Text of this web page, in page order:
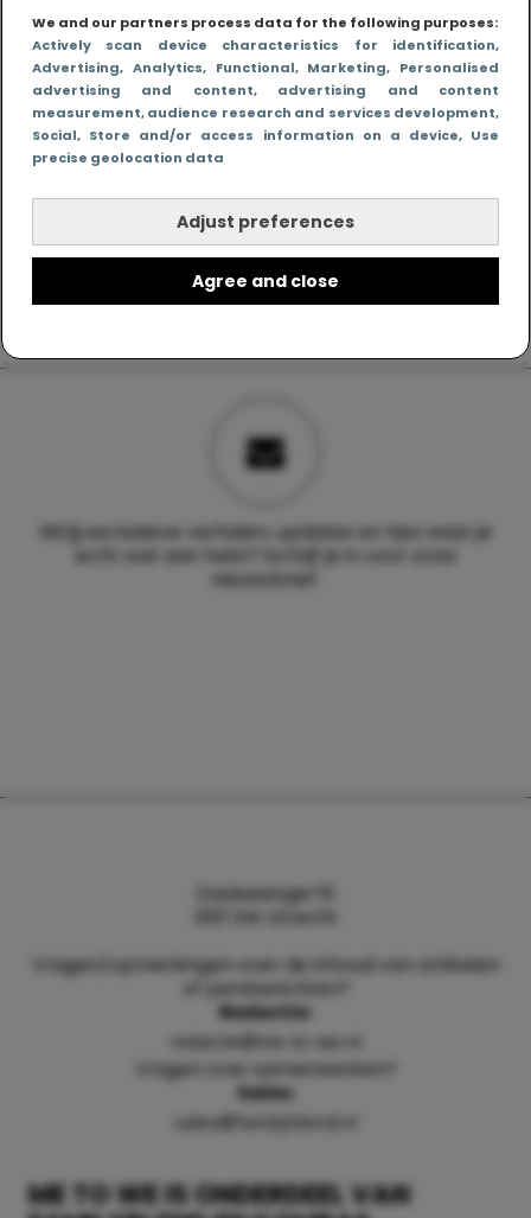
We and our partners process data for the following purposes:
Actively scan device characteristics for identification,
Advertising, Analytics, Functional, Marketing, Personalised
advertising and content, advertising and content
measurement, audience research and services development,
Social, Store and/or access information on a device, Use
precise geolocation data
Adjust preferences
Agree and close
Wil jij exclusieve verhalen, updates en tips waar je
echt wat aan hebt? Schrijf je in voor onze
nieuwsbrief.
ME TO WE IS ONDERDEEL VAN
Daalsesingel 51
3511 SW Utrecht
Vragen/opmerkingen over de inhoud van artikelen
of persberichten?
Redactie:
redactie@me-to-we.nl
Vragen over samenwerken?
Sales:
sales@familyblend.nl